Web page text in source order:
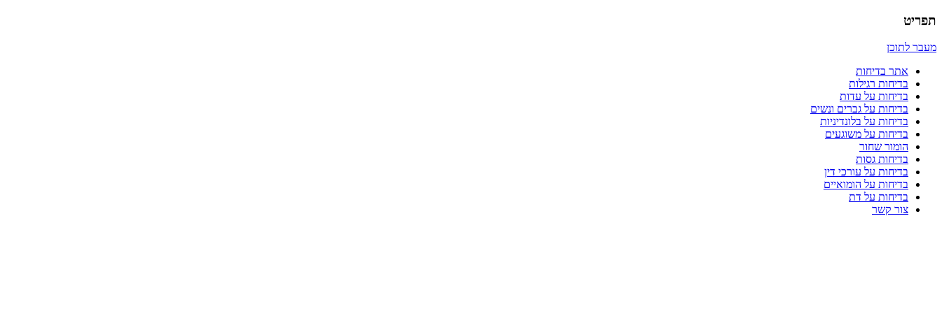
תפריט
מעבר לתוכן
אתר בדיחות
בדיחות רגילות
בדיחות על עדות
בדיחות על גברים ונשים
בדיחות על בלונדיניות
בדיחות על משוגעים
הומור שחור
בדיחות גסות
בדיחות על עורכי דין
בדיחות על הומואיים
בדיחות על דת
צור קשר